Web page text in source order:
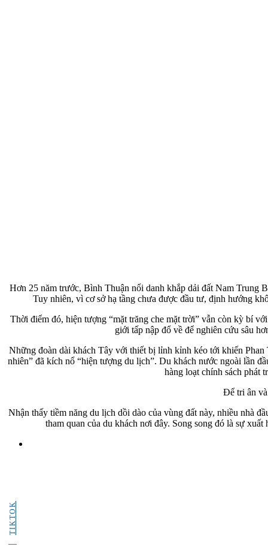
TIKTOK
Hơn 25 năm trước, Bình Thuận nổi danh khắp dải đất Nam Trung
Tuy nhiên, vì cơ sở hạ tầng chưa được đầu tư, định hướng
Thời điểm đó, hiện tượng “mặt trăng che mặt trời” vẫn còn kỳ bí
giới tấp nập đổ về để nghiên cứu sâu
Những đoàn dài khách Tây với thiết bị lỉnh kỉnh kéo tới khiến
nhiên” đã kích nổ “hiện tượng du lịch”. Du khách nước ngoài lần
hàng loạt chính sách phát
Để tri ân
Nhận thấy tiềm năng du lịch dồi dào của vùng đất này, nhiều nhà
tham quan của du khách nơi đây. Song song đó là sự